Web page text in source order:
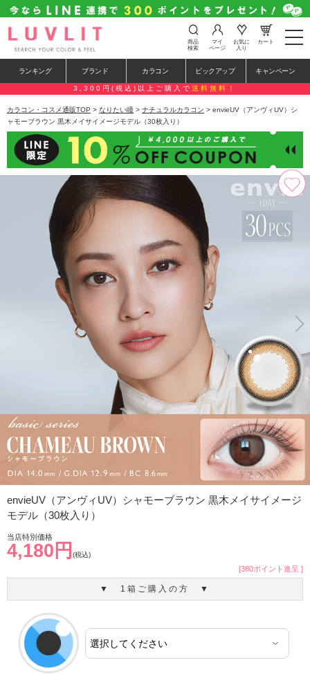
t
o
e
n
a
a
i
o
n
商品
検索
マイ
ページ
お気に
入り
カート
ランキング ブランド カラコン ピックアップ キャンペーン
3,300円(税込)以上ご購入で 送料無料！
カラコン・コスメ通販TOP > なりたい瞳 > ナチュラルカラコン > envieUV（アンヴィUV）シ
ャモーブラウン 黒木メイサイメージモデル（30枚入り）
envieUV（アンヴィUV）シャモーブラウン 黒木メイサイメージ
モデル（30枚入り）
当店特別価格
4,180円 (税込)
[380ポイント進呈 ]
▼ 1箱ご購入の方 ▼